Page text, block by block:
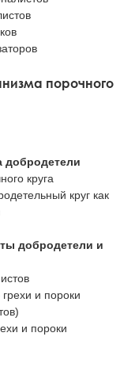
порочного
добродетели
круга
круг как
добродетели и
и пороки
и пороки